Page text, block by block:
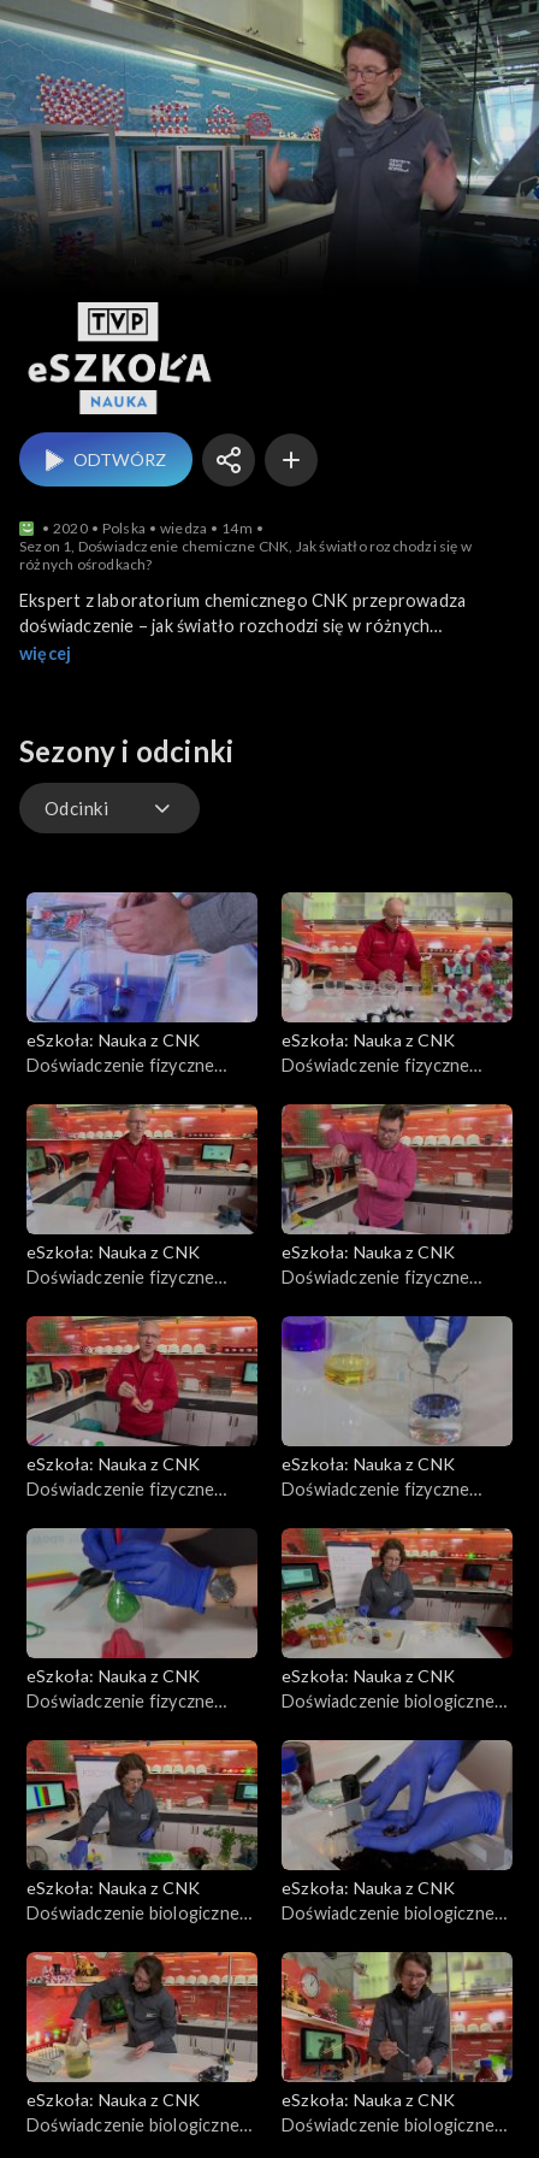
eSzkoła: Nauka z CNK
ODTWÓRZ
2020 Polska wiedza
14m
Sezon 1, Doświadczenie chemiczne CNK, Jak światło rozchodzi się w
różnych ośrodkach?
Ekspert z laboratorium chemicznego CNK przeprowadza
doświadczenie – jak światło rozchodzi się w różnych
ośrodkach?
więcej
Sezony i odcinki
Odcinki
eSzkoła: Nauka z CNK
Doświadczenie fizyczne
powietrze, cz. 1
eSzkoła: Nauka z CNK
Doświadczenie fizyczne
eSzkoła: Nauka z CNK
Doświadczenie fizyczne
eSzkoła: Nauka z CNK
Doświadczenie fizyczne
powietrze, cz. 2
eSzkoła: Nauka z CNK
Doświadczenie fizyczne
eSzkoła: Nauka z CNK
Doświadczenie fizyczne
eSzkoła: Nauka z CNK
Doświadczenie fizyczne
oddychania
eSzkoła: Nauka z CNK
Doświadczenie biologiczne
C
eSzkoła: Nauka z CNK
Doświadczenie biologiczne
fotosyntetyczne
eSzkoła: Nauka z CNK
Doświadczenie biologiczne
eSzkoła: Nauka z CNK
Doświadczenie biologiczne
eSzkoła: Nauka z CNK
Doświadczenie biologiczne